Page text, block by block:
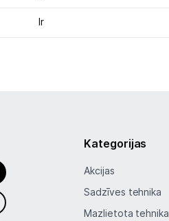
Ir
Kategorijas
Akcijas
Sadzīves tehnika
Mazlietota tehnika